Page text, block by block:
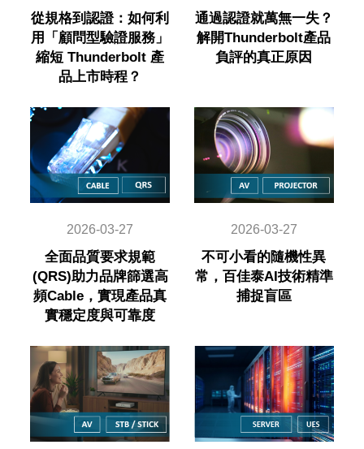
從規格到認證：如何利
用「顧問型驗證服務」
縮短 Thunderbolt 產
品上市時程？
通過認證就萬無一失？
解開Thunderbolt產品
負評的真正原因
2026-03-27
全面品質要求規範
(QRS)助力品牌篩選高
頻Cable，實現產品真
實穩定度與可靠度
2026-03-27
不可小看的隨機性異
常，百佳泰AI技術精準
捕捉盲區